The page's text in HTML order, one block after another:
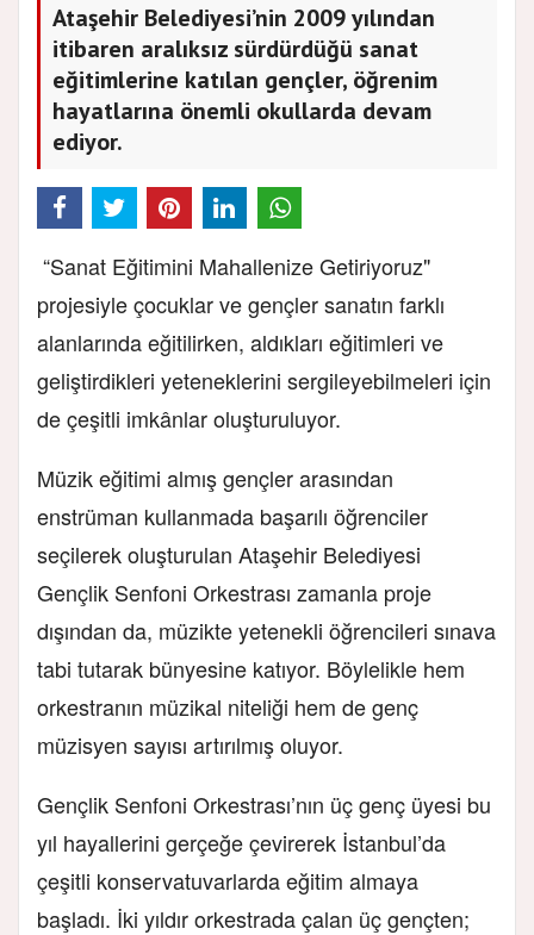
Ataşehir Belediyesi’nin 2009 yılından
itibaren aralıksız sürdürdüğü sanat
eğitimlerine katılan gençler, öğrenim
hayatlarına önemli okullarda devam
ediyor.
“Sanat Eğitimini Mahallenize Getiriyoruz"
projesiyle çocuklar ve gençler sanatın farklı
alanlarında eğitilirken, aldıkları eğitimleri ve
geliştirdikleri yeteneklerini sergileyebilmeleri için
de çeşitli imkânlar oluşturuluyor.
Müzik eğitimi almış gençler arasından
enstrüman kullanmada başarılı öğrenciler
seçilerek oluşturulan Ataşehir Belediyesi
Gençlik Senfoni Orkestrası zamanla proje
dışından da, müzikte yetenekli öğrencileri sınava
tabi tutarak bünyesine katıyor. Böylelikle hem
orkestranın müzikal niteliği hem de genç
müzisyen sayısı artırılmış oluyor.
Gençlik Senfoni Orkestrası’nın üç genç üyesi bu
yıl hayallerini gerçeğe çevirerek İstanbul’da
çeşitli konservatuvarlarda eğitim almaya
başladı. İki yıldır orkestrada çalan üç gençten;